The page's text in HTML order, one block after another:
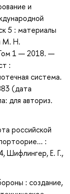
и
5 : материалы
М. Н.
1 — 2018. —
:
система.
(дата
для авториз.
российской
:
Шифлингер, Е. Г.,
: создание,